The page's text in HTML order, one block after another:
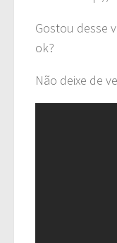
Gostou desse
ok?
Não deixe de